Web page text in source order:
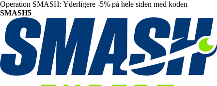
Operation SMASH: Yderligere -5% på hele siden med koden
SMASH5